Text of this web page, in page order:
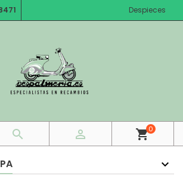
Despieces
  shopping_cart0